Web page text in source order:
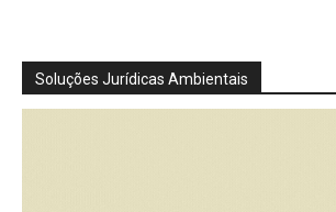
Soluções Jurídicas Ambientais